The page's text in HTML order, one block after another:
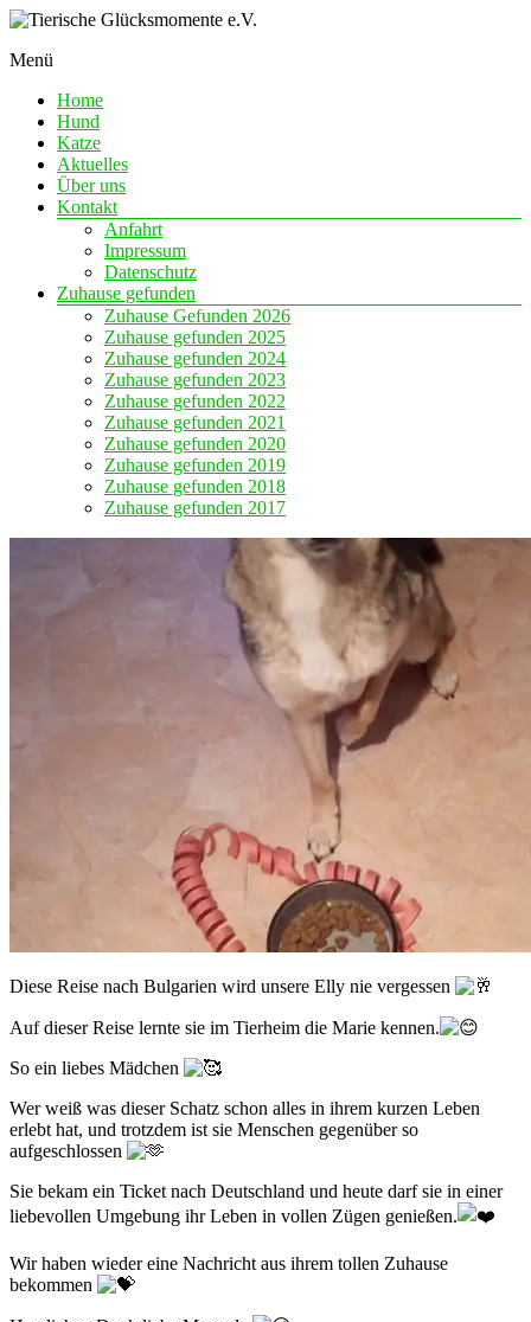
Skip
content
Glücksmomente
e.V.
Chance
Liebe
Menü
Home
Hund
Katze
Aktuelles
Über uns
Kontakt
Anfahrt
Impressum
Datenschutz
Zuhause gefunden
Zuhause Gefunden 2026
Zuhause gefunden 2025
Zuhause gefunden 2024
Zuhause gefunden 2023
Zuhause gefunden 2022
Zuhause gefunden 2021
Zuhause gefunden 2020
Zuhause gefunden 2019
Zuhause gefunden 2018
Zuhause gefunden 2017
Diese Reise nach Bulgarien wird unsere Elly nie vergessen
Auf dieser Reise lernte sie im Tierheim die Marie kennen.
So ein liebes Mädchen
Wer weiß was dieser Schatz schon alles in ihrem kurzen Leben
erlebt hat, und trotzdem ist sie Menschen gegenüber so
aufgeschlossen
Sie bekam ein Ticket nach Deutschland und heute darf sie in einer
liebevollen Umgebung ihr Leben in vollen Zügen genießen.
Wir haben wieder eine Nachricht aus ihrem tollen Zuhause
bekommen